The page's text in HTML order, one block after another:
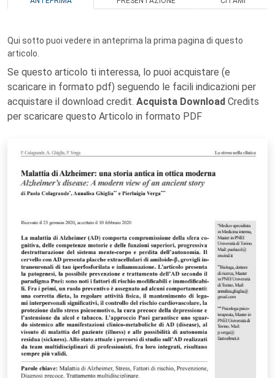
Qui sotto puoi vedere in anteprima la prima pagina di questo
articolo.
Se questo articolo ti interessa, lo puoi acquistare (e
scaricare in formato pdf) seguendo le facili indicazioni per
acquistare il download credit. Acquista Download Credits
per scaricare questo Articolo in formato PDF